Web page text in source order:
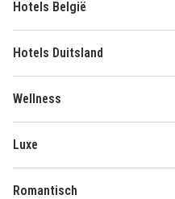
Hotels België
Hotels Duitsland
Wellness
Luxe
Romantisch